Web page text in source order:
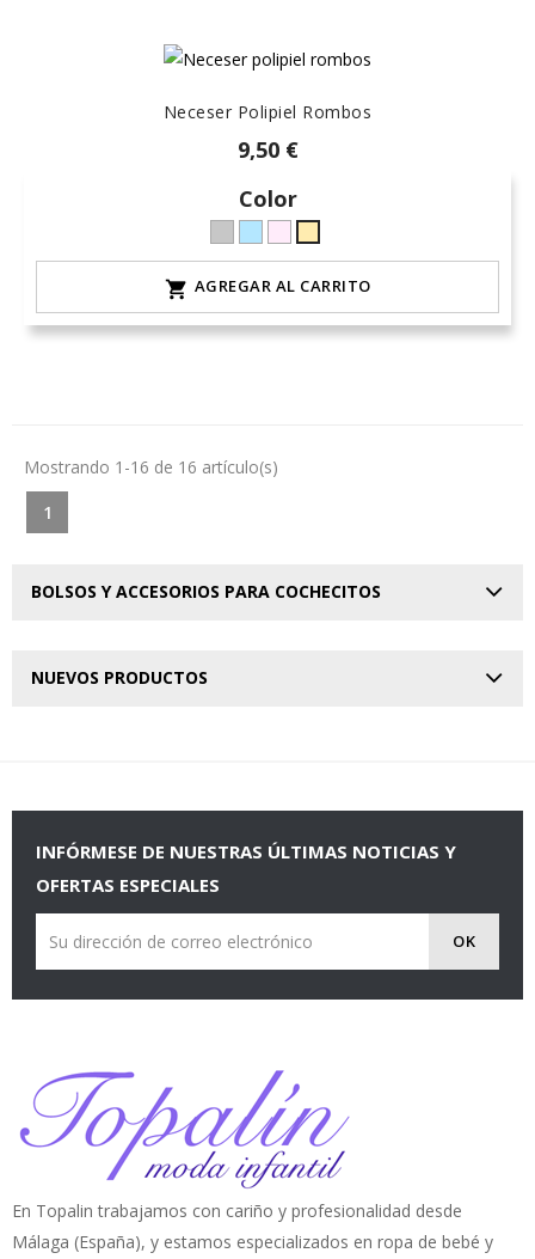
Neceser Polipiel Rombos
9,50 €
Color
L-
claro
celeste-
hielo
rosa-
15
arena-
lino
-
natural
 AGREGAR AL CARRITO
Mostrando 1-16 de 16 artículo(s)
1
BOLSOS Y ACCESORIOS PARA COCHECITOS
NUEVOS PRODUCTOS
INFÓRMESE DE NUESTRAS ÚLTIMAS NOTICIAS Y
OFERTAS ESPECIALES
En Topalin trabajamos con cariño y profesionalidad desde
Málaga (España), y estamos especializados en ropa de bebé y